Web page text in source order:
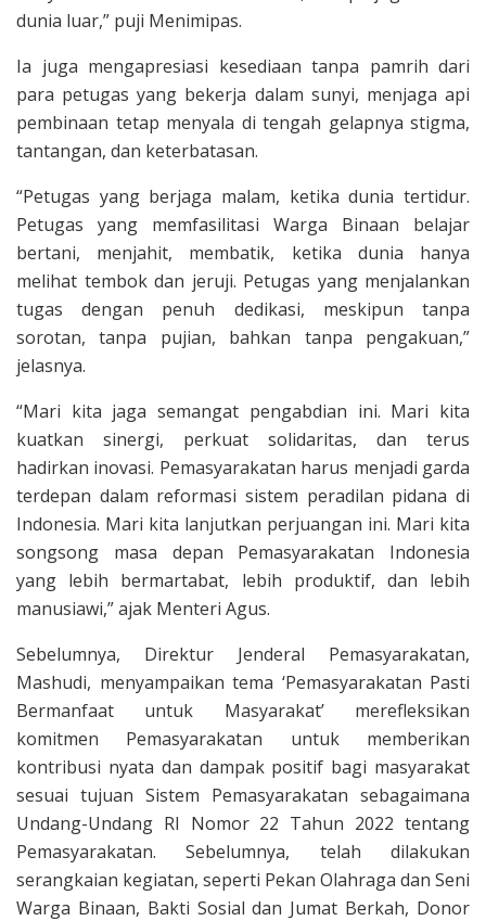
dunia luar,” puji Menimipas.
Ia juga mengapresiasi kesediaan tanpa pamrih dari
para petugas yang bekerja dalam sunyi, menjaga api
pembinaan tetap menyala di tengah gelapnya stigma,
tantangan, dan keterbatasan.
“Petugas yang berjaga malam, ketika dunia tertidur.
Petugas yang memfasilitasi Warga Binaan belajar
bertani, menjahit, membatik, ketika dunia hanya
melihat tembok dan jeruji. Petugas yang menjalankan
tugas dengan penuh dedikasi, meskipun tanpa
sorotan, tanpa pujian, bahkan tanpa pengakuan,”
jelasnya.
“Mari kita jaga semangat pengabdian ini. Mari kita
kuatkan sinergi, perkuat solidaritas, dan terus
hadirkan inovasi. Pemasyarakatan harus menjadi garda
terdepan dalam reformasi sistem peradilan pidana di
Indonesia. Mari kita lanjutkan perjuangan ini. Mari kita
songsong masa depan Pemasyarakatan Indonesia
yang lebih bermartabat, lebih produktif, dan lebih
manusiawi,” ajak Menteri Agus.
Sebelumnya, Direktur Jenderal Pemasyarakatan,
Mashudi, menyampaikan tema ‘Pemasyarakatan Pasti
Bermanfaat untuk Masyarakat’ merefleksikan
komitmen Pemasyarakatan untuk memberikan
kontribusi nyata dan dampak positif bagi masyarakat
sesuai tujuan Sistem Pemasyarakatan sebagaimana
Undang-Undang RI Nomor 22 Tahun 2022 tentang
Pemasyarakatan. Sebelumnya, telah dilakukan
serangkaian kegiatan, seperti Pekan Olahraga dan Seni
Warga Binaan, Bakti Sosial dan Jumat Berkah, Donor